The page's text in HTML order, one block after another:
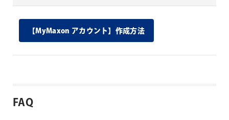
【MyMaxon アカウント】作成方法
FAQ